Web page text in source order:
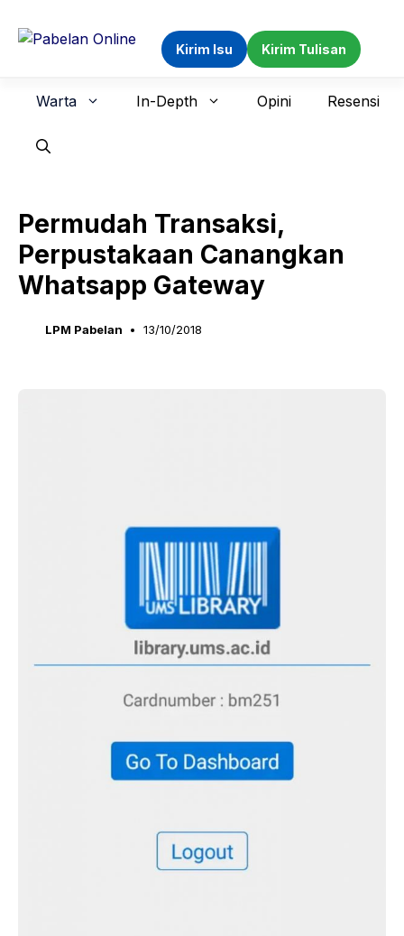
Kirim Isu Kirim Tulisan
Warta In-Depth Opini Resensi
Permudah Transaksi,
Perpustakaan Canangkan
Whatsapp Gateway
LPM Pabelan 13/10/2018